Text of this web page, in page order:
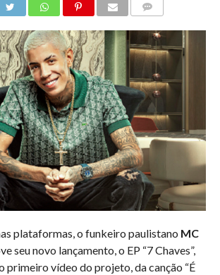
plataformas, o funkeiro paulistano MC
seu novo lançamento, o EP “7 Chaves”,
primeiro vídeo do projeto, da canção “É